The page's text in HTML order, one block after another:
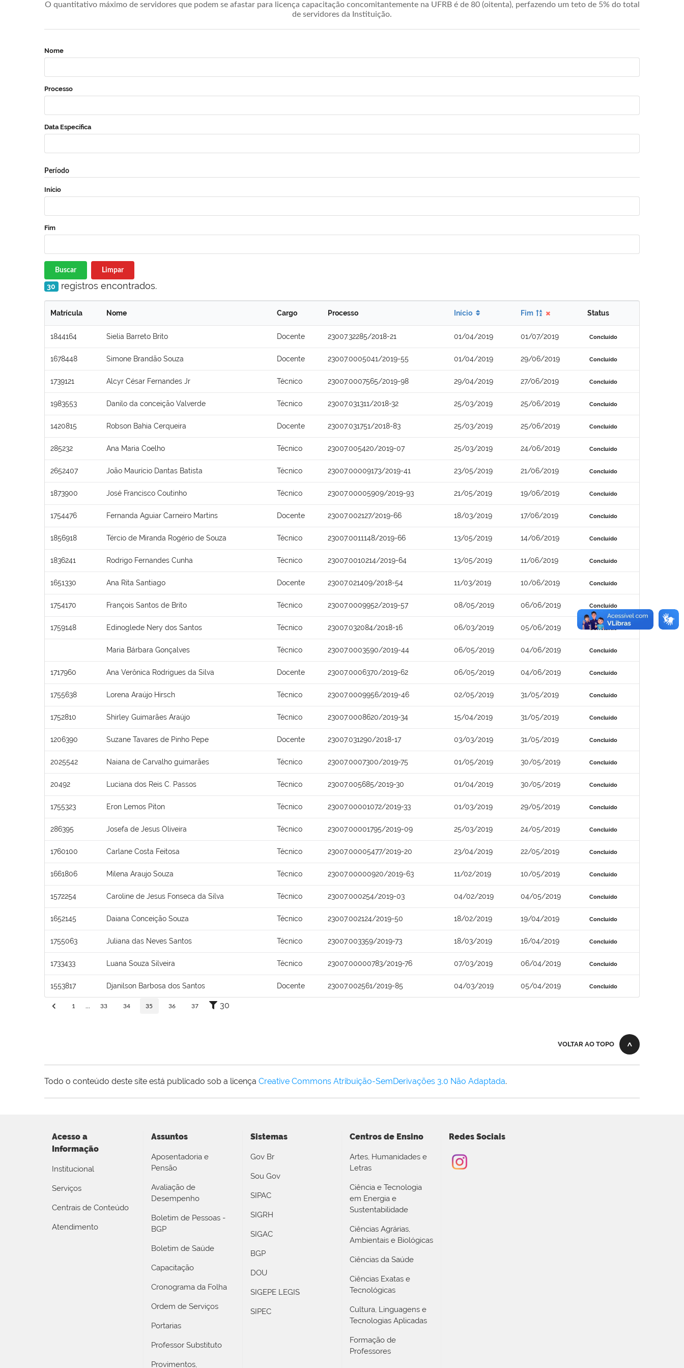
O quantitativo máximo de servidores que podem se afastar para licença capacitação concomitantemente na UFRB é de 80 (oitenta), perfazendo um teto de 5% do total
de servidores da Instituição.
Nome
Processo
Data Específica
Período
Início
Fim
Buscar Limpar
30 registros encontrados.
Matrícula Nome Cargo Processo Início Fim Status
1844164 Sielia Barreto Brito Docente 23007.32285/2018-21 01/04/2019 01/07/2019 Concluído
1678448 Simone Brandão Souza Docente 23007.0005041/2019-55 01/04/2019 29/06/2019 Concluído
1739121 Alcyr César Fernandes Jr Técnico 23007.0007565/2019-98 29/04/2019 27/06/2019 Concluído
1983553 Danilo da conceição Valverde Técnico 23007.031311/2018-32 25/03/2019 25/06/2019 Concluído
1420815 Robson Bahia Cerqueira Docente 23007.031751/2018-83 25/03/2019 25/06/2019 Concluído
285232 Ana Maria Coelho Técnico 23007.005420/2019-07 25/03/2019 24/06/2019 Concluído
2652407 João Maurício Dantas Batista Técnico 23007.00009173/2019-41 23/05/2019 21/06/2019 Concluído
1873900 José Francisco Coutinho Técnico 23007.00005909/2019-93 21/05/2019 19/06/2019 Concluído
1754476 Fernanda Aguiar Carneiro Martins Docente 23007.002127/2019-66 18/03/2019 17/06/2019 Concluído
1856918 Tércio de Miranda Rogério de Souza Técnico 23007.0011148/2019-66 13/05/2019 14/06/2019 Concluído
1836241 Rodrigo Fernandes Cunha Técnico 23007.0010214/2019-64 13/05/2019 11/06/2019 Concluído
1651330 Ana Rita Santiago Docente 23007.021409/2018-54 11/03/2019 10/06/2019 Concluído
1754170 François Santos de Brito Técnico 23007.0009952/2019-57 08/05/2019 06/06/2019 Concluído
1759148 Edinoglede Nery dos Santos Técnico 23007.032084/2018-16 06/03/2019 05/06/2019 Concluído
Maria Bárbara Gonçalves Técnico 23007.0003590/2019-44 06/05/2019 04/06/2019 Concluído
1717960 Ana Verônica Rodrigues da Silva Docente 23007.0006370/2019-62 06/05/2019 04/06/2019 Concluído
1755638 Lorena Araújo Hirsch Técnico 23007.0009956/2019-46 02/05/2019 31/05/2019 Concluído
1752810 Shirley Guimarães Araújo Técnico 23007.0008620/2019-34 15/04/2019 31/05/2019 Concluído
1206390 Suzane Tavares de Pinho Pepe Docente 23007.031290/2018-17 03/03/2019 31/05/2019 Concluído
2025542 Naiana de Carvalho guimarães Técnico 23007.0007300/2019-75 01/05/2019 30/05/2019 Concluído
20492 Luciana dos Reis C. Passos Técnico 23007.005685/2019-30 01/04/2019 30/05/2019 Concluído
1755323 Eron Lemos Piton Técnico 23007.00001072/2019-33 01/03/2019 29/05/2019 Concluído
286395 Josefa de Jesus Oliveira Técnico 23007.00001795/2019-09 25/03/2019 24/05/2019 Concluído
1760100 Carlane Costa Feitosa Técnico 23007.00005477/2019-20 23/04/2019 22/05/2019 Concluído
1661806 Milena Araujo Souza Técnico 23007.00000920/2019-63 11/02/2019 10/05/2019 Concluído
1572254 Caroline de Jesus Fonseca da Silva Técnico 23007.000254/2019-03 04/02/2019 04/05/2019 Concluído
1652145 Daiana Conceição Souza Técnico 23007.002124/2019-50 18/02/2019 19/04/2019 Concluído
1755063 Juliana das Neves Santos Técnico 23007.003359/2019-73 18/03/2019 16/04/2019 Concluído
1733433 Luana Souza Silveira Técnico 23007.00000783/2019-76 07/03/2019 06/04/2019 Concluído
1553817 Djanilson Barbosa dos Santos Docente 23007.002561/2019-85 04/03/2019 05/04/2019 Concluído
1 33 34 35 36 37 30
VOLTAR AO TOPO
Todo o conteúdo deste site está publicado sob a licença Creative Commons Atribuição-SemDerivações 3.0 Não Adaptada.
Acesso a
Informação
Institucional
Serviços
Centrais de Conteúdo
Atendimento
Assuntos
Aposentadoria e
Pensão
Avaliação de
Desempenho
Boletim de Pessoas -
BGP
Boletim de Saúde
Capacitação
Cronograma da Folha
Ordem de Serviços
Portarias
Professor Substituto
Provimentos,
Sistemas
Gov Br
Sou Gov
SIPAC
SIGRH
SIGAC
BGP
DOU
SIGEPE LEGIS
SIPEC
Centros de Ensino
Artes, Humanidades e
Letras
Ciência e Tecnologia
em Energia e
Sustentabilidade
Ciências Agrárias,
Ambientais e Biológicas
Ciências da Saúde
Ciências Exatas e
Tecnológicas
Cultura, Linguagens e
Tecnologias Aplicadas
Formação de
Professores
Redes Sociais